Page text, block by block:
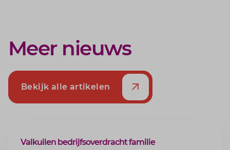
Meer nieuws
Bekijk alle artikelen
ARTIKEL
Valkuilen bedrijfsoverdracht familie